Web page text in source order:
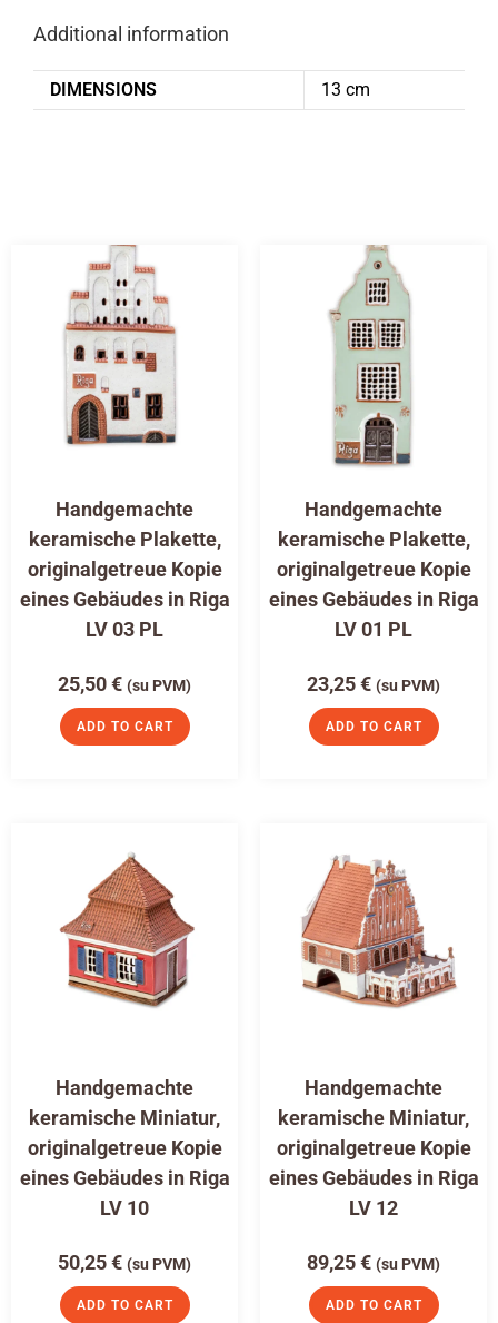
Additional information
DIMENSIONS 13 cm
Handgemachte
keramische Plakette,
originalgetreue Kopie
eines Gebäudes in Riga
LV 03 PL
25,50€ (su PVM)
ADD TO CART
Handgemachte
keramische Plakette,
originalgetreue Kopie
eines Gebäudes in Riga
LV 01 PL
23,25€ (su PVM)
ADD TO CART
Handgemachte
keramische Miniatur,
originalgetreue Kopie
eines Gebäudes in Riga
LV 10
50,25€ (su PVM)
ADD TO CART
Handgemachte
keramische Miniatur,
originalgetreue Kopie
eines Gebäudes in Riga
LV 12
89,25€ (su PVM)
ADD TO CART